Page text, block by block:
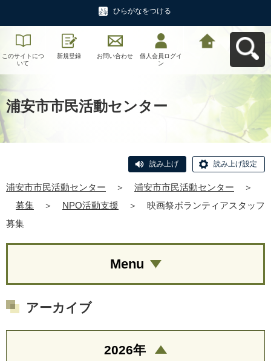
ひらがなをつける
このサイトにつ
いて
新規登録 お問い合わせ
個人会員ログイ
ン
浦安市市民活動センター
読み上げ 読み上げ設定
浦安市市民活動センター ＞ 浦安市市民活動センター
＞
募集
＞ NPO活動支援 ＞
映画祭ボランティアスタッフ
募集
Menu
アーカイブ
2026年